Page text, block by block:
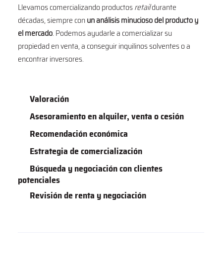
Llevamos comercializando productosretaildurante
décadas, siempre conun análisis minucioso del producto y
el mercado. Podemos ayudarle a comercializar su
propiedad en venta, a conseguir inquilinos solventes o a
encontrar inversores.
Valoración
Asesoramiento en alquiler, venta o cesión
Recomendación económica
Estrategia de comercialización
Búsqueda y negociación con clientes
potenciales
Revisión de renta y negociación